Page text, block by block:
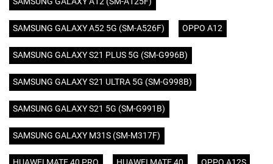
SAMSUNG GALAXY A52 5G (SM-A526F) OPPO A12
SAMSUNG GALAXY S21 PLUS 5G (SM-G996B)
SAMSUNG GALAXY S21 ULTRA 5G (SM-G998B)
SAMSUNG GALAXY S21 5G (SM-G991B)
SAMSUNG GALAXY M31S (SM-M317F)